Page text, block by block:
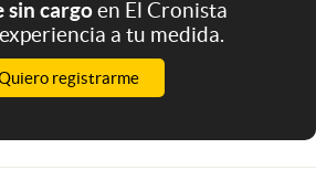
sin cargoen El Cronista
a tu medida.
registrarme